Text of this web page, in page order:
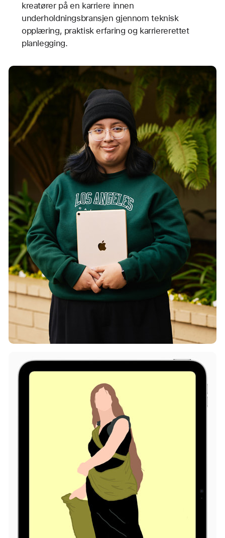
kreatører på en karriere innen
underholdningsbransjen gjennom teknisk
opplæring, praktisk erfaring og karriererettet
planlegging.